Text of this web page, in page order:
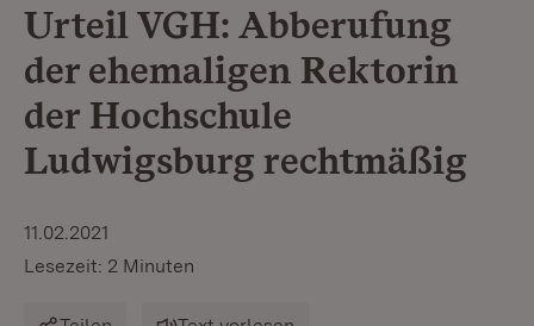
Urteil VGH: Abberufung
der ehemaligen Rektorin
der Hochschule
Ludwigsburg rechtmäßig
11.02.2021
Lesezeit: 2 Minuten